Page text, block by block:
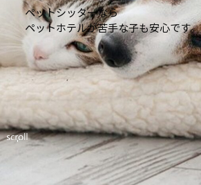
ペットシッターなら
ペットホテルが苦手な子も安心です。